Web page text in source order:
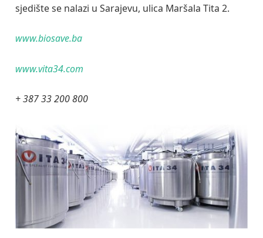
sjedište se nalazi u Sarajevu, ulica Maršala Tita 2.
www.biosave.ba
www.vita34.com
+ 387 33 200 800